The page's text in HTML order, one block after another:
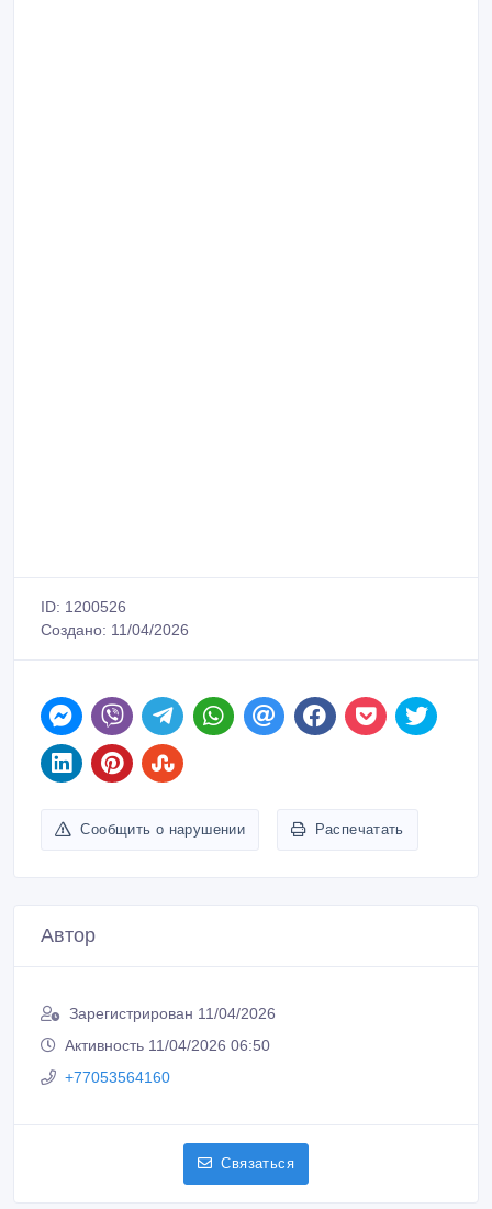
ID: 1200526
Создано: 11/04/2026
Сообщить о нарушении Распечатать
Автор
Зарегистрирован 11/04/2026
Активность 11/04/2026 06:50
+77053564160
Связаться